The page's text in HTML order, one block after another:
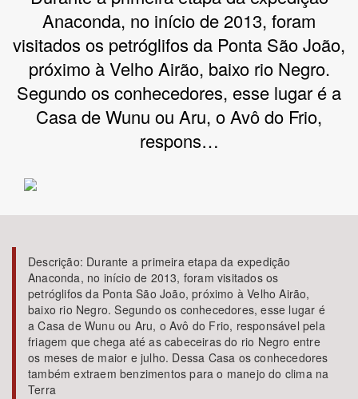
Bioma / Bacia
Tema
Subtema
BUSCAR
Anaconda, no início de 2013, foram
visitados os petróglifos da Ponta São João,
próximo à Velho Airão, baixo rio Negro.
Segundo os conhecedores, esse lugar é a
Casa de Wunu ou Aru, o Avô do Frio,
respons…
Descrição: Durante a primeira etapa da expedição
Anaconda, no início de 2013, foram visitados os
petróglifos da Ponta São João, próximo à Velho Airão,
baixo rio Negro. Segundo os conhecedores, esse lugar é
a Casa de Wunu ou Aru, o Avô do Frio, responsável pela
friagem que chega até as cabeceiras do rio Negro entre
os meses de maior e julho. Dessa Casa os conhecedores
também extraem benzimentos para o manejo do clima na
Terra